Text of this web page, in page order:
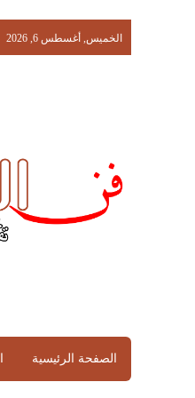
الخميس, أغسطس 6, 2026
الصفحة الرئيسية